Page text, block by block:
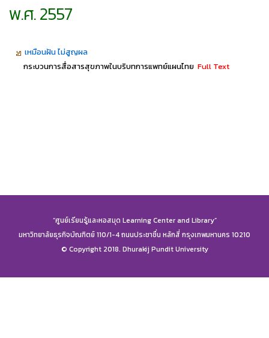
พ.ศ. 2557
เหมือนฝัน ไม่สูญผล
กระบวนการสื่อสารสุขภาพในบริบทการแพทย์แผนไทย Full Text
“ศูนย์เรียนรู้และหอสมุด Learning Center and Library”
มหาวิทยาลัยธุรกิจบัณฑิตย์ 110/1-4 ถนนประชาชื่น หลักสี่ กรุงเทพมหานคร 10210
© Copyright 2018. Dhurakij Pundit University